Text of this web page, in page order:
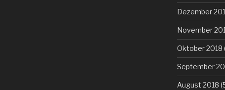
Dezember
November
Oktober 2018
September
August 2018